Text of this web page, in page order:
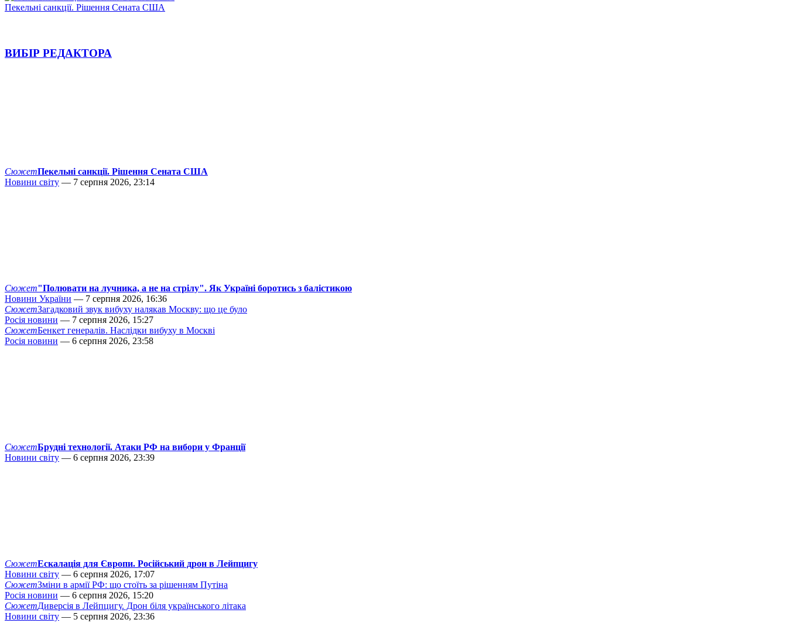
Пекельні санкції. Рішення Сената США
ВИБІР РЕДАКТОРА
СюжетПекельні санкції. Рішення Сената США
Новини світу — 7 серпня 2026, 23:14
Сюжет"Полювати на лучника, а не на стрілу". Як Україні боротись з балістикою
Новини України — 7 серпня 2026, 16:36
СюжетЗагадковий звук вибуху налякав Москву: що це було
Росія новини — 7 серпня 2026, 15:27
СюжетБенкет генералів. Наслідки вибуху в Москві
Росія новини — 6 серпня 2026, 23:58
СюжетБрудні технології. Атаки РФ на вибори у Франції
Новини світу — 6 серпня 2026, 23:39
СюжетЕскалація для Європи. Російський дрон в Лейпцигу
Новини світу — 6 серпня 2026, 17:07
СюжетЗміни в армії РФ: що стоїть за рішенням Путіна
Росія новини — 6 серпня 2026, 15:20
СюжетДиверсія в Лейпцигу. Дрон біля українського літака
Новини світу — 5 серпня 2026, 23:36